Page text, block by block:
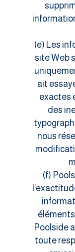
(e) Les
site Web
ait
exactes
des
nous
(f)
Poolside
toute